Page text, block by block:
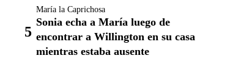
María la Caprichosa
Sonia echa a María luego de
encontrar a Willington en su casa
mientras estaba ausente